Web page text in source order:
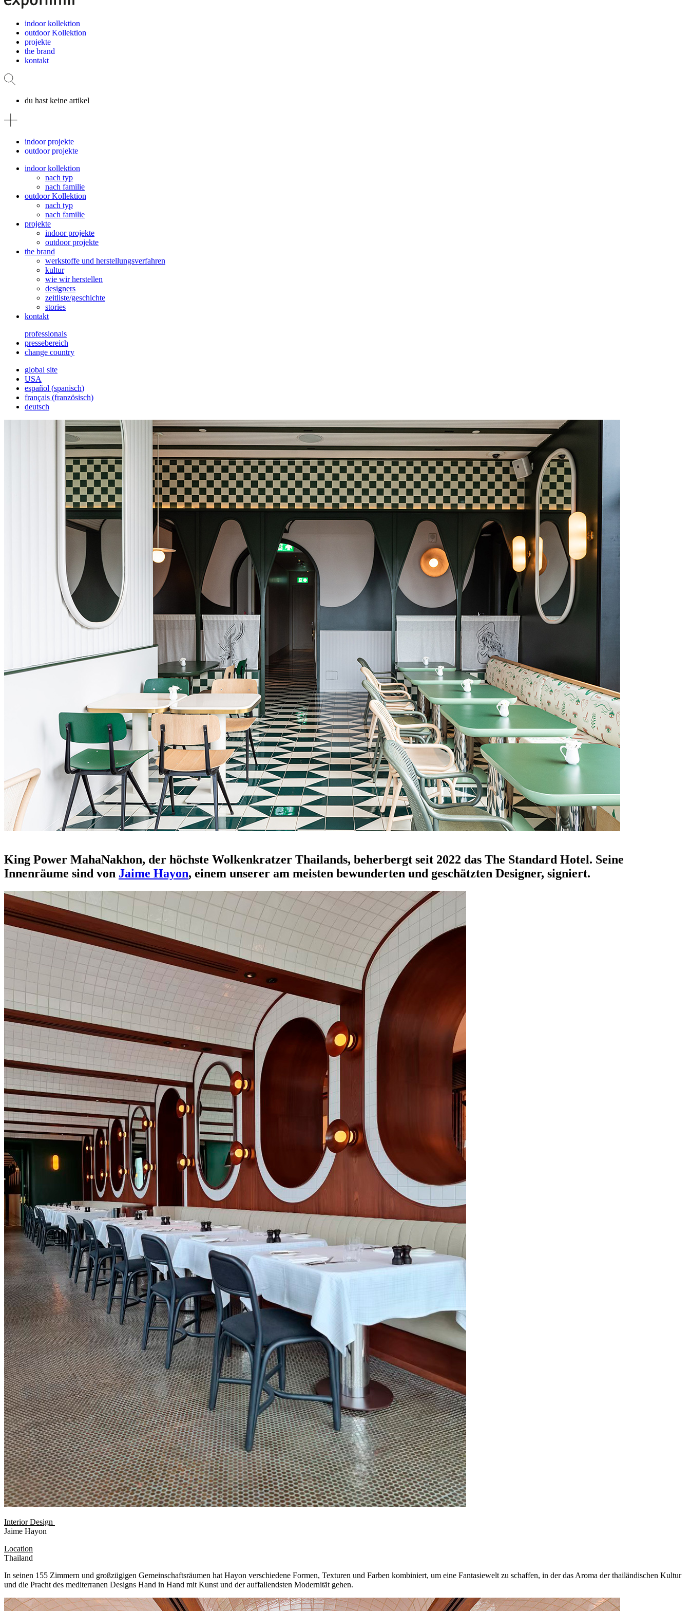
indoor kollektion
outdoor Kollektion
projekte
the brand
kontakt
du hast keine artikel
indoor projekte
outdoor projekte
indoor kollektion
nach typ
nach familie
outdoor Kollektion
nach typ
nach familie
projekte
indoor projekte
outdoor projekte
the brand
werkstoffe und herstellungsverfahren
kultur
wie wir herstellen
designers
zeitliste/geschichte
stories
kontakt
professionals
pressebereich
change country
global site
USA
español (spanisch)
français (französisch)
deutsch
King Power MahaNakhon, der höchste Wolkenkratzer Thailands, beherbergt seit 2022 das The Standard Hotel. Seine
Innenräume sind von Jaime Hayon, einem unserer am meisten bewunderten und geschätzten Designer, signiert.
Interior Design
Jaime Hayon
Location
Thailand
In seinen 155 Zimmern und großzügigen Gemeinschaftsräumen hat Hayon verschiedene Formen, Texturen und Farben kombiniert, um eine Fantasiewelt zu schaffen, in der das Aroma der thailändischen Kultur
und die Pracht des mediterranen Designs Hand in Hand mit Kunst und der auffallendsten Modernität gehen.